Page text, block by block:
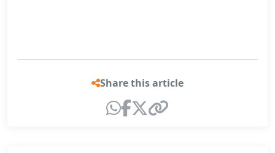
Share this article